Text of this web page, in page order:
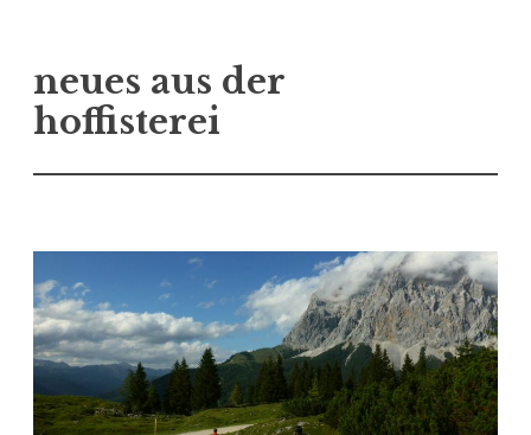
Inhalt
springen
neues aus der
hoffisterei